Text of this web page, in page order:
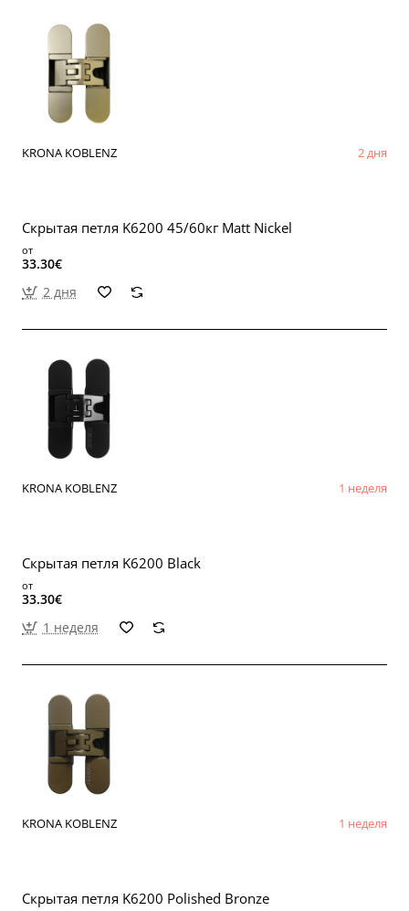
KRONA KOBLENZ 2 дня
Скрытая петля K6200 45/60кг Matt Nickel
от
33.30€
2 дня
KRONA KOBLENZ 1 неделя
Скрытая петля K6200 Black
от
33.30€
1 неделя
KRONA KOBLENZ 1 неделя
Скрытая петля K6200 Polished Bronze